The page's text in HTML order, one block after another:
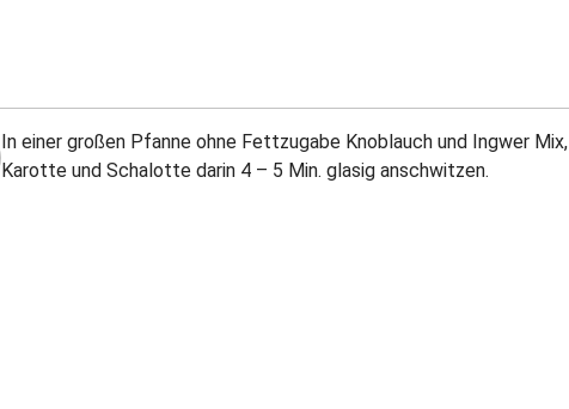
In einer großen Pfanne ohne Fettzugabe Knoblauch und Ingwer Mix,
Karotte und Schalotte darin 4 – 5 Min. glasig anschwitzen.